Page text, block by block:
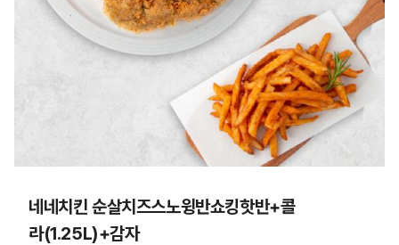
네네치킨 순살치즈스노윙반쇼킹핫반+콜
라(1.25L)+감자